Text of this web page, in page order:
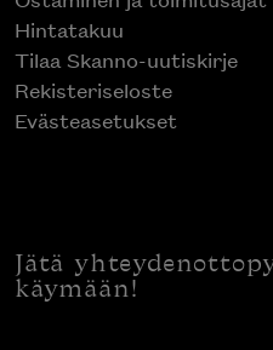
Hintatakuu
Tilaa Skanno-uutiskirje
Rekisteriseloste
Evästeasetukset
Jätä
käymään!